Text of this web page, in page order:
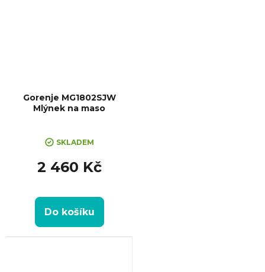
Gorenje MG1802SJW
Mlýnek na maso
SKLADEM
2 460 Kč
Do košíku